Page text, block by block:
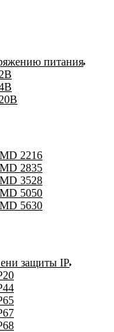
питания
2216
2835
3528
5050
5630
защиты IP